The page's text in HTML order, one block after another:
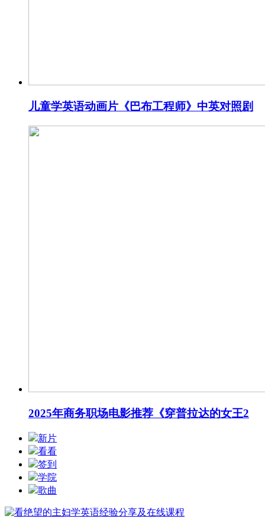
儿童学英语动画片《巴布工程师》中英对照剧
2025年商务职场电影推荐《穿普拉达的女王2
新片
看看
签到
学院
歌曲